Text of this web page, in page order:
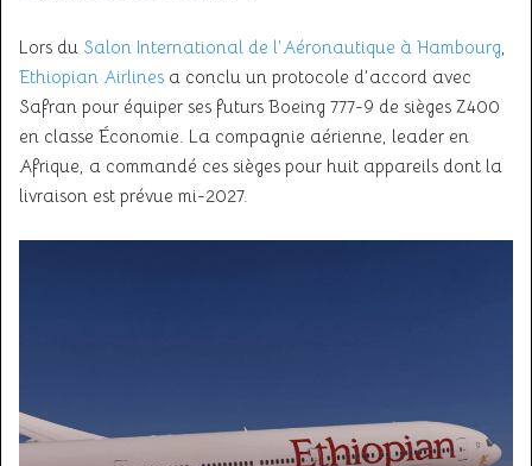
Lors du Salon International de l’Aéronautique à Hambourg,
Ethiopian Airlines a conclu un protocole d’accord avec
Safran pour équiper ses futurs Boeing 777-9 de sièges Z400
en classe Économie. La compagnie aérienne, leader en
Afrique, a commandé ces sièges pour huit appareils dont la
livraison est prévue mi-2027.